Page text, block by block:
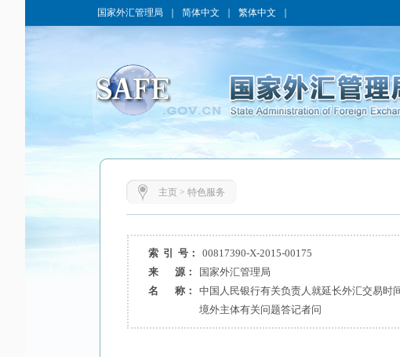
国家外汇管理局 简体中文 繁体中文
主页> 特色服务
索 引 号： 00817390-X-2015-00175
来 源：
国家外汇管理局
名 称：
中国人民银行有关负责人就延长外汇交易时
境外主体有关问题答记者问